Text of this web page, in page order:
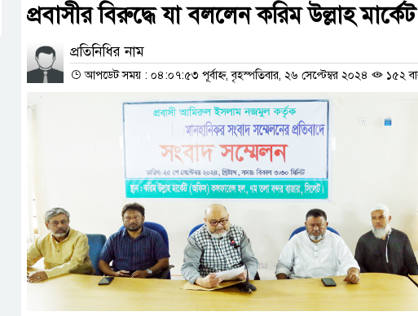
প্রবাসীর বিরুদ্ধে যা বললেন করিম উল্লাহ
প্রতিনিধির নাম
আপডেট সময় : ০৪:০৭:৫৩ পূর্বাহ্ন, বৃহস্পতিবার, ২৬ সেপ্টেম্বর ২০২৪ ১৫২